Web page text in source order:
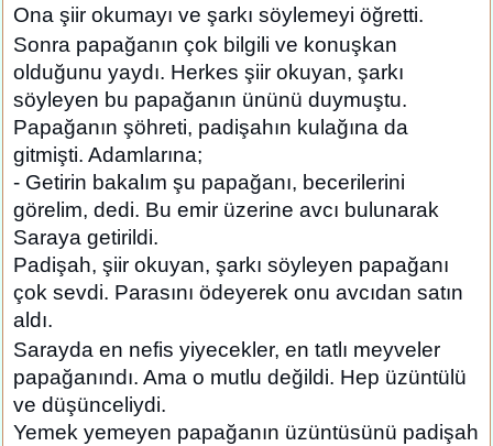
Ona şiir okumayı ve şarkı söylemeyi öğretti.
Sonra papağanın çok bilgili ve konuşkan
olduğunu yaydı. Herkes şiir okuyan, şarkı
söyleyen bu papağanın ününü duymuştu.
Papağanın şöhreti, padişahın kulağına da
gitmişti. Adamlarına;
- Getirin bakalım şu papağanı, becerilerini
görelim, dedi. Bu emir üzerine avcı bulunarak
Saraya getirildi.
Padişah, şiir okuyan, şarkı söyleyen papağanı
çok sevdi. Parasını ödeyerek onu avcıdan satın
aldı.
Sarayda en nefis yiyecekler, en tatlı meyveler
papağanındı. Ama o mutlu değildi. Hep üzüntülü
ve düşünceliydi.
Yemek yemeyen papağanın üzüntüsünü padişah